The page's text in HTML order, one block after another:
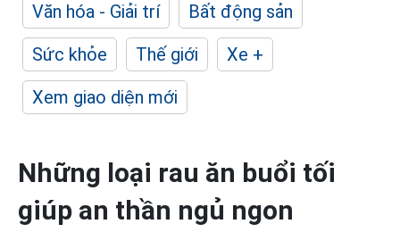
Văn hóa - Giải trí
Bất động sản
Sức khỏe
Thế giới
Xe +
Xem giao diện mới
Những loại rau ăn buổi tối
giúp an thần ngủ ngon